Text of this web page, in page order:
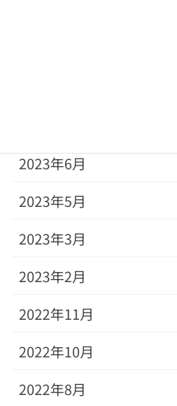
2023年6月
2023年5月
2023年3月
2023年2月
2022年11月
2022年10月
2022年8月